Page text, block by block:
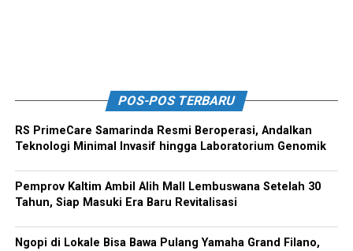
POS-POS TERBARU
RS PrimeCare Samarinda Resmi Beroperasi, Andalkan
Teknologi Minimal Invasif hingga Laboratorium Genomik
Pemprov Kaltim Ambil Alih Mall Lembuswana Setelah 30
Tahun, Siap Masuki Era Baru Revitalisasi
Ngopi di Lokale Bisa Bawa Pulang Yamaha Grand Filano,